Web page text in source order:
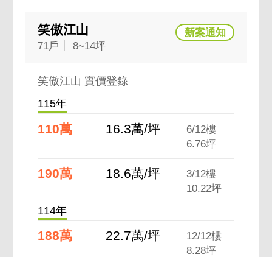
笑傲江山
71戶 8~14坪
笑傲江山 實價登錄
115年
110萬 16.3萬/坪
6/12樓
6.76坪
190萬 18.6萬/坪
3/12樓
10.22坪
114年
188萬 22.7萬/坪
12/12樓
8.28坪